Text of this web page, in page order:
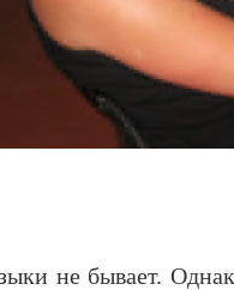
не бывает.